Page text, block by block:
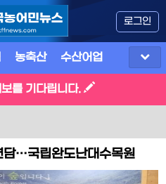
로그인
농축산 수산어업
를 기다립니다.
담…국립완도난대수목원